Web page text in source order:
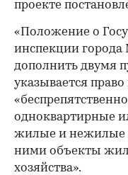
проекте
«Положение о
инспекции города
дополнить двумя
указывается
одноквартирные
жилые и нежилые
ними объекты
хозяйства».